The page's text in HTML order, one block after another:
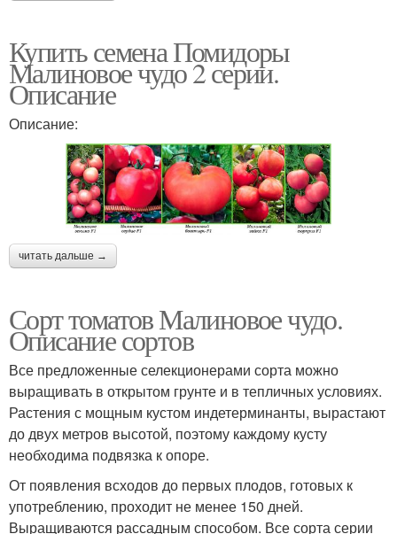
Купить семена Помидоры
Малиновое чудо 2 серии.
Описание
Описание:
читать дальше →
Сорт томатов Малиновое чудо.
Описание сортов
Все предложенные селекционерами сорта можно
выращивать в открытом грунте и в тепличных условиях.
Растения с мощным кустом индетерминанты, вырастают
до двух метров высотой, поэтому каждому кусту
необходима подвязка к опоре.
От появления всходов до первых плодов, готовых к
употреблению, проходит не менее 150 дней.
Выращиваются рассадным способом. Все сорта серии